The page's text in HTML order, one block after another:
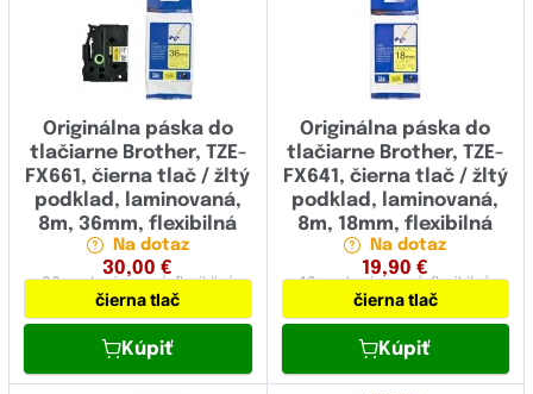
Originálna páska do
tlačiarne Brother, TZE-
FX661, čierna tlač / žltý
podklad, laminovaná,
8m, 36mm, flexibilná
Na dotaz
30,00 €
36 mmlaminovaná,flexibilná
čierna tlač
Kúpiť
Originálna páska do
tlačiarne Brother, TZE-
FX641, čierna tlač / žltý
podklad, laminovaná,
8m, 18mm, flexibilná
Na dotaz
19,90 €
18 mmlaminovaná,flexibilná
čierna tlač
Kúpiť